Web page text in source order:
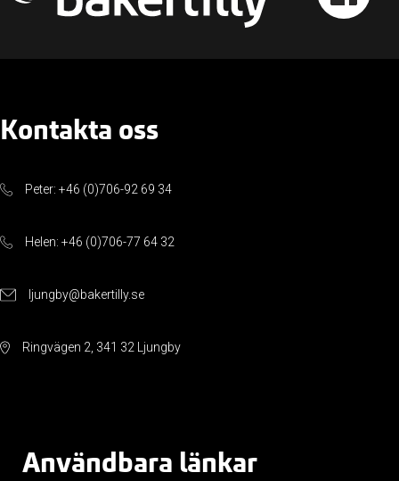
Kontakta oss
Peter: +46 (0)706-92 69 34
Helen: +46 (0)706-77 64 32
ljungby@bakertilly.se
Ringvägen 2, 341 32 Ljungby
Användbara länkar